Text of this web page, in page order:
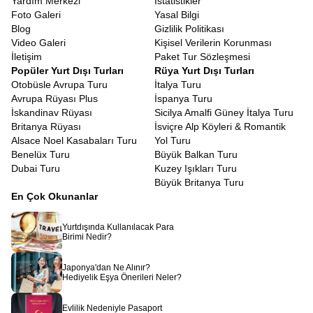
Dahil Endülüs Turları
tercihlerinde hiçbir ayrıntıyla uğraşmanıza
gerek kalmaz.
En Uygun Endülüs Turları
Piyasada pek çok farklı seyahat seçeneği bulunsa da En Uygun
Endülüs Turları
her zaman en düşük fiyatlı olanlar değildir.
Uygunluk kavramı, ödediğiniz ücretin karşılığında aldığınız
hizmetin zenginliğiyle ölçülür. Tüm çevre gezilerinin dahil olduğu,
panoramik şehir turlarının özenle yapıldığı ve merkezi otellerin
tercih edildiği bir program, kağıt üzerinde daha ucuz görünen
ancak her adımda ekstra ücret talep eden turlardan çok daha
avantajlıdır. Bu nedenle tur programlarını incelerken, ekstra tur
satışı yoktur ibaresi, gerçek uygunluğu belirleyen kilit noktadır.
Uygun fiyatlı Endülüs paketleritüm gezginlerimizin ilgisini
çekmektedir.
Kaliteden ödün vermeden bütçe dostu bir tatil yapmak elbette
mümkündür.
erken rezervasyon dönemleri ve kampanya süreçleri büyük
fırsatlar sunar. Ayrıca, tüm masrafların baştan belli olduğu paket
turlar, seyahat sırasında ne harcayacağınızı bilmenizi sağlayarak
bütçenizi korumanıza yardımcı olur. Ekonomik bir tur, kötü
otellerde kalmak veya eksik gezmek anlamına gelmemelidir.
Aksine, kaynaklarınızı doğru kullanarak maksimum deneyimi elde
Foto Galeri
Blog
Video Galeri
İletişim
Yasal Bilgi
Gizlilik Politikası
Kişisel Verilerin Korunması
Paket Tur Sözleşmesi
Popüler Yurt Dışı Turları
Otobüsle Avrupa Turu
Avrupa Rüyası Plus
İskandinav Rüyası
Britanya Rüyası
Alsace Noel Kasabaları Turu
Benelüx Turu
Dubai Turu
Rüya Yurt Dışı Turları
İtalya Turu
İspanya Turu
Sicilya Amalfi Güney İtalya Turu
İsviçre Alp Köyleri & Romantik
Yol Turu
Büyük Balkan Turu
Kuzey Işıkları Turu
Büyük Britanya Turu
En Çok Okunanlar
Yurtdışında Kullanılacak Para
Birimi Nedir?
Japonya'dan Ne Alınır?
Hediyelik Eşya Önerileri Neler?
Evlilik Nedeniyle Pasaport